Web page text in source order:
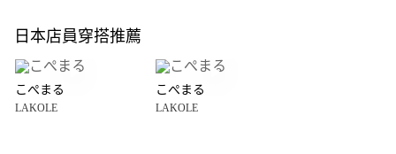
全盈+PAY
大哥付你分期
【大哥付你分期使用說明】
1.本服務由台灣大哥大提供，台灣大哥大用戶可立即使用無須另外申請。
AFTEE先享後付
日本店員穿搭推薦
こぺまる
LAKOLE
こぺまる
LAKOLE